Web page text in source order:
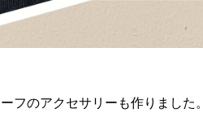
フのアクセサリーも作りました。